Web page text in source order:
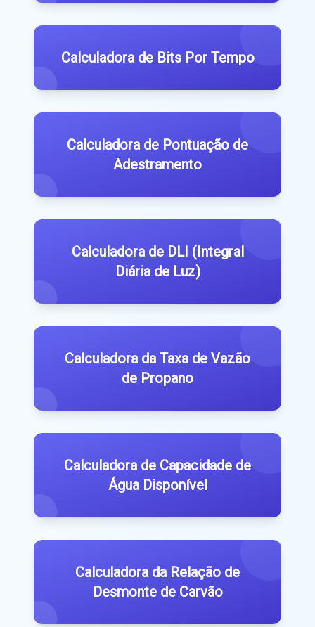
Calculadora de Bits Por Tempo
Calculadora de Pontuação de
Adestramento
Calculadora de DLI (Integral
Diária de Luz)
Calculadora da Taxa de Vazão
de Propano
Calculadora de Capacidade de
Água Disponível
Calculadora da Relação de
Desmonte de Carvão